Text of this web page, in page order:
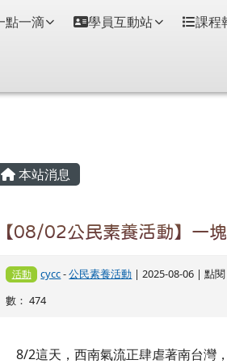
點一滴 學員互動站 課程
內容區域
本站消息
【08/02公民素養活動】一
活動 cycc-公民素養活動 | 2025-08-06 | 點閱
數： 474
8/2這天，西南氣流正肆虐著南台灣